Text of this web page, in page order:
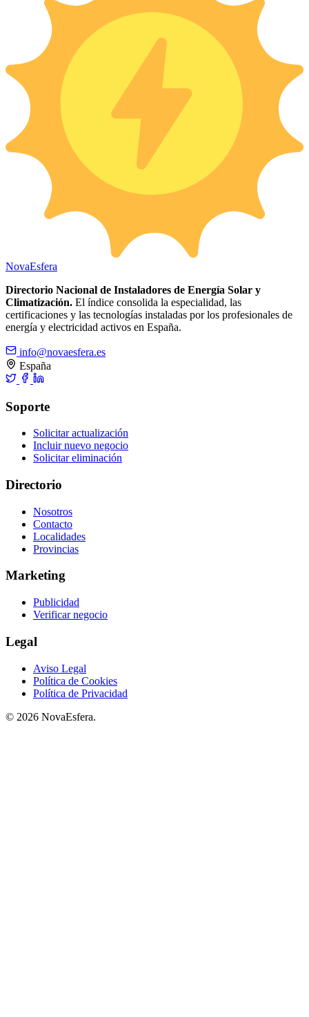
NovaEsfera
Directorio Nacional de Instaladores de Energía Solar y
Climatización. El índice consolida la especialidad, las
certificaciones y las tecnologías instaladas por los profesionales de
energía y electricidad activos en España.
info@novaesfera.es
España
Soporte
Solicitar actualización
Incluir nuevo negocio
Solicitar eliminación
Directorio
Nosotros
Contacto
Localidades
Provincias
Marketing
Publicidad
Verificar negocio
Legal
Aviso Legal
Política de Cookies
Política de Privacidad
© 2026 NovaEsfera.